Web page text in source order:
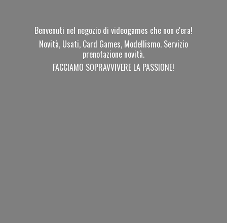
Benvenuti nel negozio di videogames che non c'era!
Novità, Usati, Card Games, Modellismo. Servizio
prenotazione novità.
FACCIAMO SOPRAVVIVERE LA PASSIONE!